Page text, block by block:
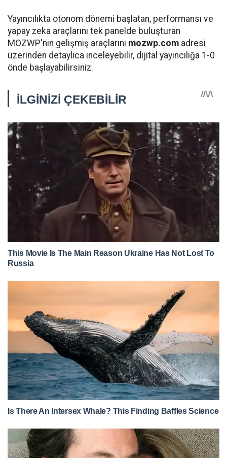
Yayıncılıkta otonom dönemi başlatan, performansı ve
yapay zeka araçlarını tek panelde buluşturan
MOZWP'nin gelişmiş araçlarını mozwp.com adresi
üzerinden detaylıca inceleyebilir, dijital yayıncılığa 1-0
önde başlayabilirsiniz.